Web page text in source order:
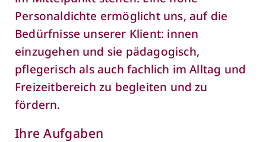
Personaldichte ermöglicht uns, auf die
Bedürfnisse unserer Klient: innen
einzugehen und sie pädagogisch,
pflegerisch als auch fachlich im Alltag und
Freizeitbereich zu begleiten und zu
fördern.
Ihre Aufgaben